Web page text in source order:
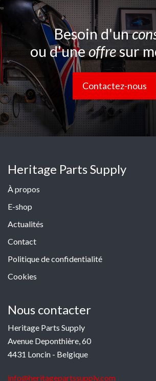
Besoin d'un
ou d'uneoffresur
Contactez-nous
Heritage Parts Supply
À propos
E-shop
Actualités
Contact
Politique de confidentialité
Cookies
Nous contacter
Heritage Parts Supply
Avenue Deponthière, 60
4431 Loncin - Belgique
info@heritagepartssupply.com